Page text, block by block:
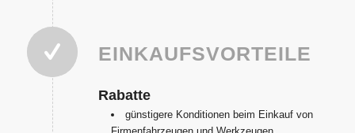
EINKAUFSVORTEILE
Rabatte
günstigere Konditionen beim Einkauf von